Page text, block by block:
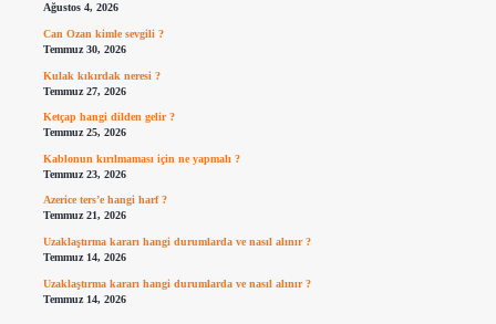
Ağustos 4, 2026
Can Ozan kimle sevgili ?
Temmuz 30, 2026
Kulak kıkırdak neresi ?
Temmuz 27, 2026
Ketçap hangi dilden gelir ?
Temmuz 25, 2026
Kablonun kırılmaması için ne yapmalı ?
Temmuz 23, 2026
Azerice ters’e hangi harf ?
Temmuz 21, 2026
Uzaklaştırma kararı hangi durumlarda ve nasıl alınır ?
Temmuz 14, 2026
Uzaklaştırma kararı hangi durumlarda ve nasıl alınır ?
Temmuz 14, 2026